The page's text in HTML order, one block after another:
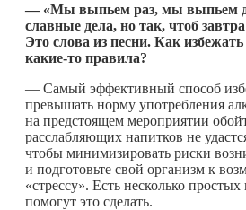
— «Мы выпьем раз, мы выпьем
славные дела, но так, чтоб
Это слова из песни. Как
какие-то правила?
— Самый эффективный способ
превышать норму употребления
на предстоящем мероприятии
расслабляющих напитков не
чтобы минимизировать риски
и подготовьте свой организм к
«стрессу». Есть несколько
помогут это сделать.